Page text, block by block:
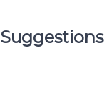
Suggestions